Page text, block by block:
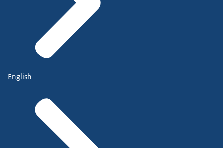
English